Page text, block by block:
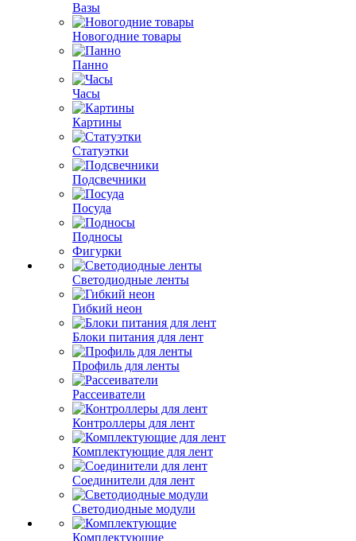
Вазы
Новогодние товары
Панно
Часы
Картины
Статуэтки
Подсвечники
Посуда
Подносы
Фигурки
Светодиодные ленты
Гибкий неон
Блоки питания для лент
Профиль для ленты
Рассеиватели
Контроллеры для лент
Комплектующие для лент
Соединители для лент
Светодиодные модули
Комплектующие